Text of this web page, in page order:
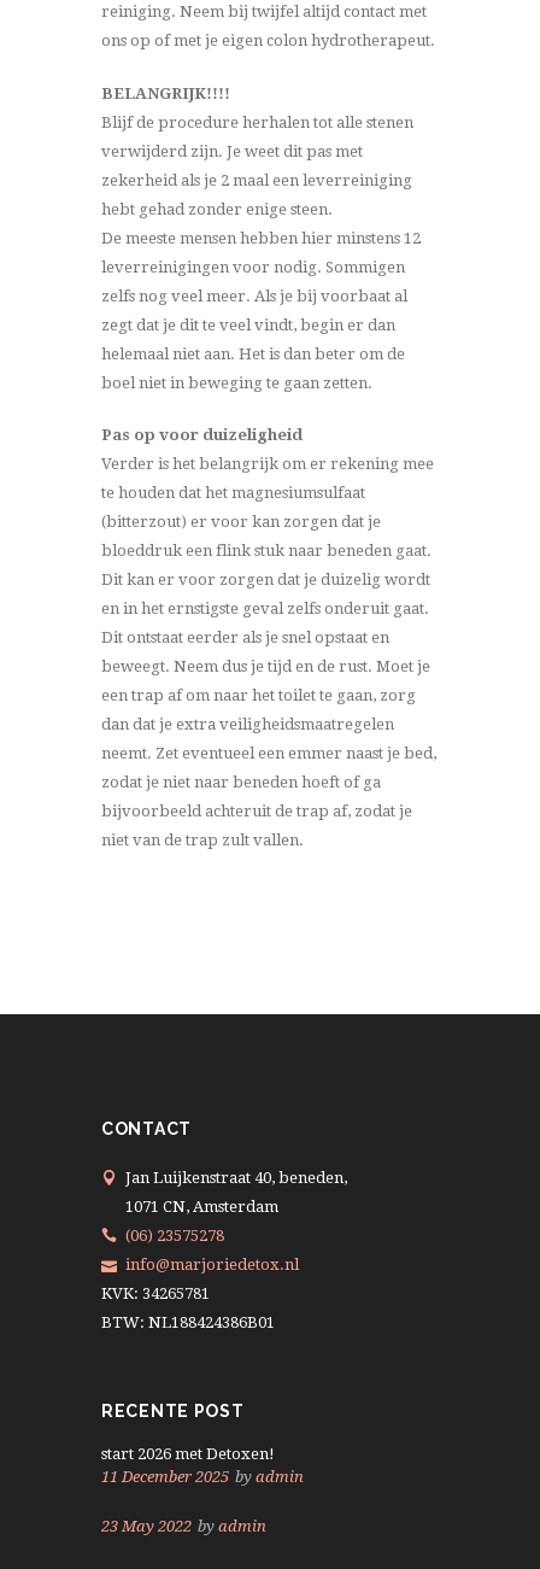
reiniging. Neem bij twijfel altijd contact met
ons op of met je eigen colon hydrotherapeut.
BELANGRIJK!!!!
Blijf de procedure herhalen tot alle stenen
verwijderd zijn. Je weet dit pas met
zekerheid als je 2 maal een leverreiniging
hebt gehad zonder enige steen.
De meeste mensen hebben hier minstens 12
leverreinigingen voor nodig. Sommigen
zelfs nog veel meer. Als je bij voorbaat al
zegt dat je dit te veel vindt, begin er dan
helemaal niet aan. Het is dan beter om de
boel niet in beweging te gaan zetten.
Pas op voor duizeligheid
Verder is het belangrijk om er rekening mee
te houden dat het magnesiumsulfaat
(bitterzout) er voor kan zorgen dat je
bloeddruk een flink stuk naar beneden gaat.
Dit kan er voor zorgen dat je duizelig wordt
en in het ernstigste geval zelfs onderuit gaat.
Dit ontstaat eerder als je snel opstaat en
beweegt. Neem dus je tijd en de rust. Moet je
een trap af om naar het toilet te gaan, zorg
dan dat je extra veiligheidsmaatregelen
neemt. Zet eventueel een emmer naast je bed,
zodat je niet naar beneden hoeft of ga
bijvoorbeeld achteruit de trap af, zodat je
niet van de trap zult vallen.
CONTACT
Jan Luijkenstraat 40, beneden,
1071 CN, Amsterdam
(06) 23575278
info@marjoriedetox.nl
KVK: 34265781
BTW: NL188424386B01
RECENTE POST
start 2026 met Detoxen!
11 December 2025 by admin
23 May 2022 by admin